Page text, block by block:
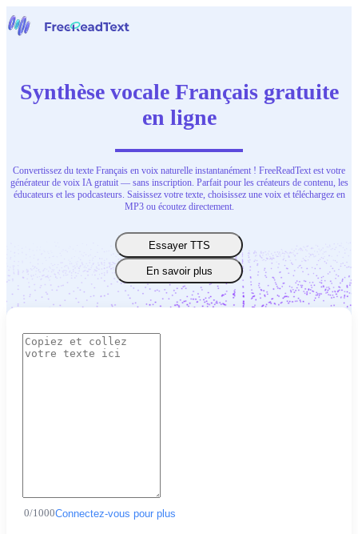
Outils
Français
Synthèse vocale Français gratuite
en ligne
Convertissez du texte Français en voix naturelle instantanément ! FreeReadText est votre
générateur de voix IA gratuit — sans inscription. Parfait pour les créateurs de contenu, les
éducateurs et les podcasteurs. Saisissez votre texte, choisissez une voix et téléchargez en
MP3 ou écoutez directement.
Essayer TTS
En savoir plus
0/1000Connectez-vous pour plus